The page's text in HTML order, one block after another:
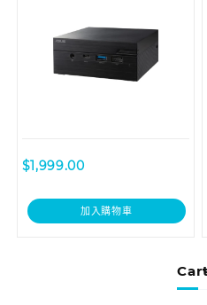
$1,999.00
加入購物車